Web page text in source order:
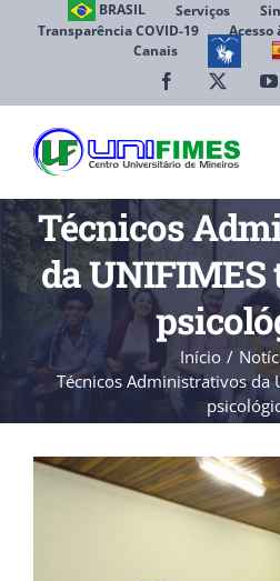
BRASIL Serviços
Transparência COVID-19
Acesso
Canais
Facebook
Técnicos
da UNIFIMES
Início
Técnicos Administrativos da
View